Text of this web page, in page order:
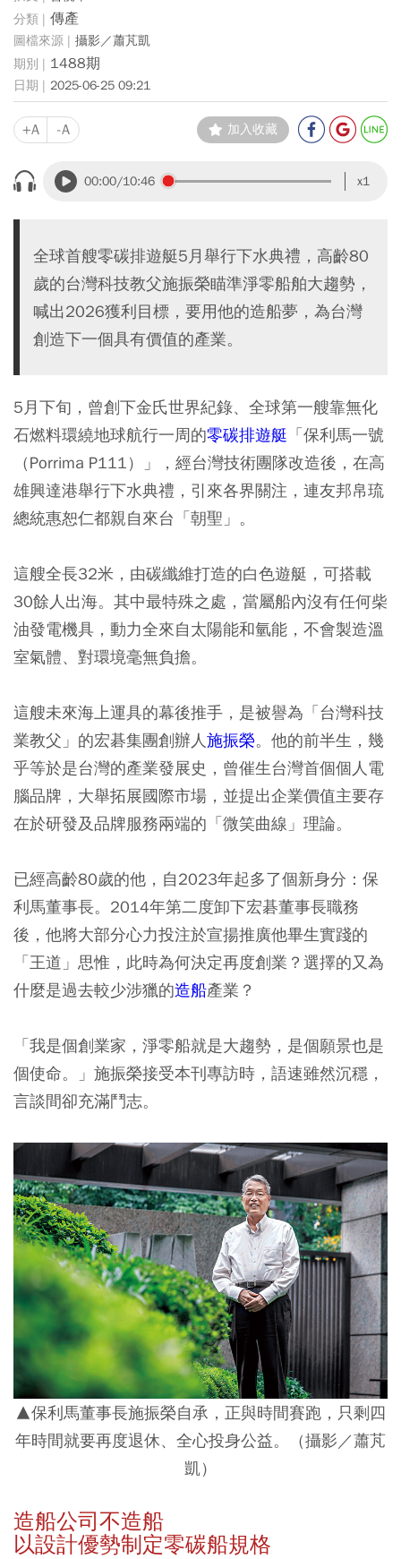
傳產
攝影／蕭芃凱
1488期
2025-06-25 09:21
+A -A 加入收藏
00:00/10:46 x1
全球首艘零碳排遊艇5月舉行下水典禮，高齡80
歲的台灣科技教父施振榮瞄準淨零船舶大趨勢，
喊出2026獲利目標，要用他的造船夢，為台灣
創造下一個具有價值的產業。
5月下旬，曾創下金氏世界紀錄、全球第一艘靠無化
石燃料環繞地球航行一周的零碳排遊艇 「保利馬一號
（Porrima P111）」，經台灣技術團隊改造後，在高
雄興達港舉行下水典禮，引來各界關注，連友邦帛琉
總統惠恕仁都親自來台「朝聖」。
這艘全長32米，由碳纖維打造的白色遊艇，可搭載
30餘人出海。其中最特殊之處，當屬船內沒有任何柴
油發電機具，動力全來自太陽能和氫能，不會製造溫
室氣體、對環境毫無負擔。
這艘未來海上運具的幕後推手，是被譽為「台灣科技
業教父」的宏碁集團創辦人施振榮。他的前半生，幾
乎等於是台灣的產業發展史，曾催生台灣首個個人電
腦品牌，大舉拓展國際市場，並提出企業價值主要存
在於研發及品牌服務兩端的「微笑曲線」理論。
已經高齡80歲的他，自2023年起多了個新身分：保
利馬董事長。2014年第二度卸下宏碁董事長職務
後，他將大部分心力投注於宣揚推廣他畢生實踐的
「王道」思惟，此時為何決定再度創業？選擇的又為
什麼是過去較少涉獵的造船產業？
「我是個創業家，淨零船就是大趨勢，是個願景也是
個使命。」施振榮接受本刊專訪時，語速雖然沉穩，
言談間卻充滿鬥志。
▲保利馬董事長施振榮自承，正與時間賽跑，只剩四
年時間就要再度退休、全心投身公益。（攝影／蕭芃
凱）
造船公司不造船
以設計優勢制定零碳船規格